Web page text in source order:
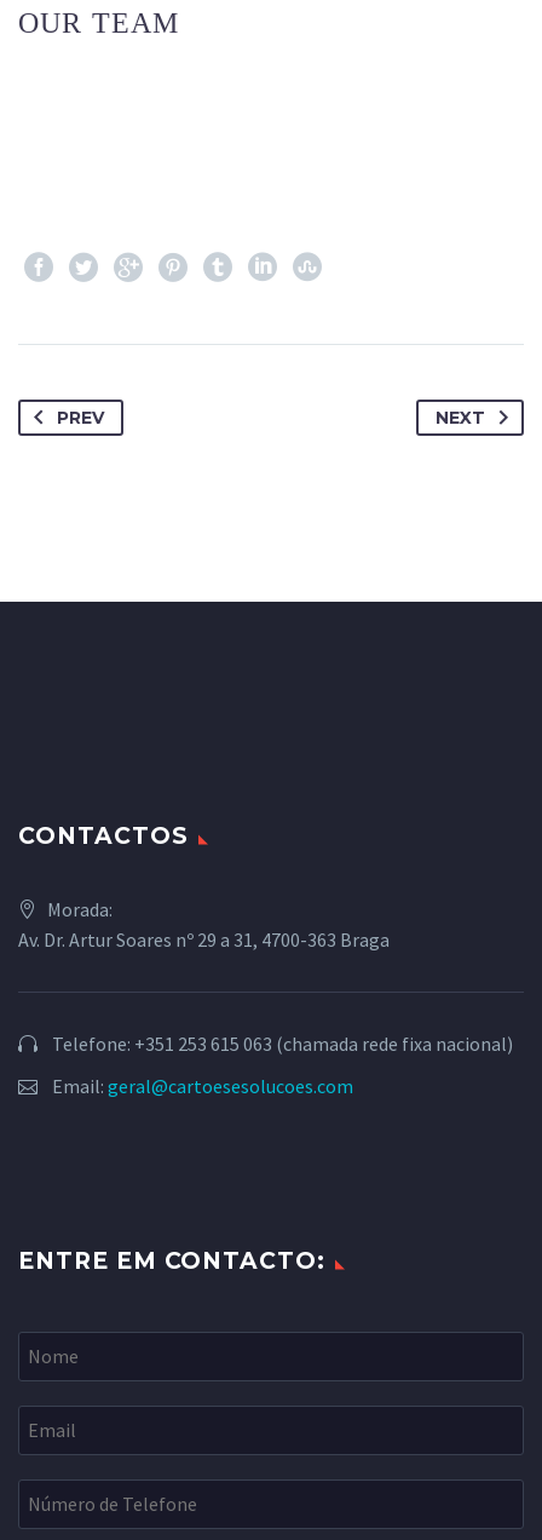
OUR TEAM
PREV NEXT
CONTACTOS
Morada:
Av. Dr. Artur Soares nº 29 a 31, 4700-363 Braga
Telefone: +351 253 615 063 (chamada rede fixa nacional)
Email: geral@cartoesesolucoes.com
ENTRE EM CONTACTO: